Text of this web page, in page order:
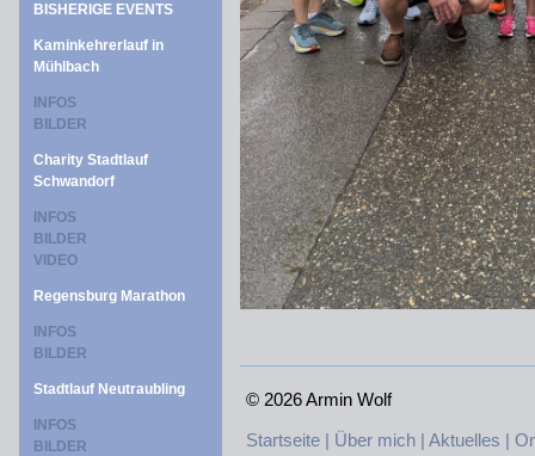
BISHERIGE EVENTS
Kaminkehrerlauf in
Mühlbach
INFOS
BILDER
Charity Stadtlauf
Schwandorf
INFOS
BILDER
VIDEO
Regensburg Marathon
INFOS
BILDER
Stadtlauf Neutraubling
INFOS
BILDER
© 2026 Armin Wolf
Startseite | Über mich | Aktuelles |